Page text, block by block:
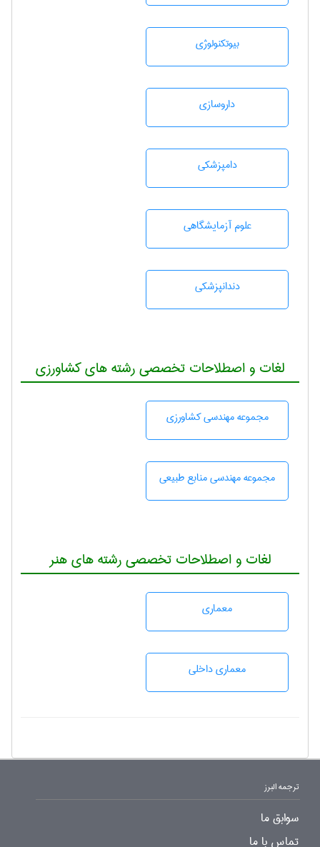
بيوتكنولوژی
داروسازی
دامپزشكی
علوم آزمايشگاهی
دندانپزشكی
لغات و اصطلاحات تخصصی رشته های کشاورزی
مجموعه مهندسی كشاورزی
مجموعه مهندسی منابع طبيعی
لغات و اصطلاحات تخصصی رشته های هنر
معماری
معماری داخلی
ترجمه البرز
سوابق ما
تماس با ما